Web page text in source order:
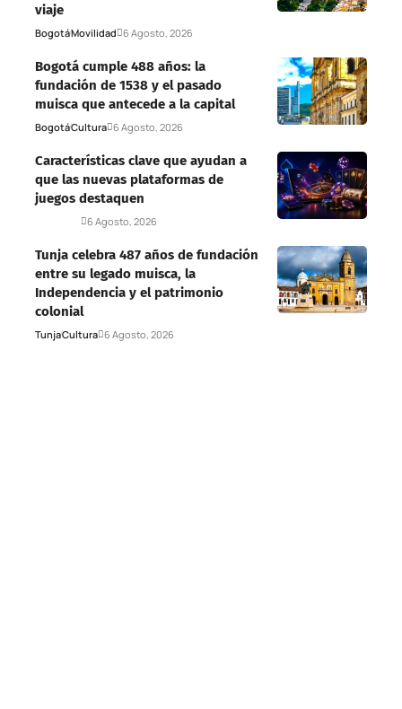
viaje
BogotáMovilidad 6 Agosto, 2026
Bogotá cumple 488 años: la
fundación de 1538 y el pasado
muisca que antecede a la capital
BogotáCultura 6 Agosto, 2026
Características clave que ayudan a
que las nuevas plataformas de
juegos destaquen
6 Agosto, 2026
Tunja celebra 487 años de fundación
entre su legado muisca, la
Independencia y el patrimonio
colonial
TunjaCultura 6 Agosto, 2026